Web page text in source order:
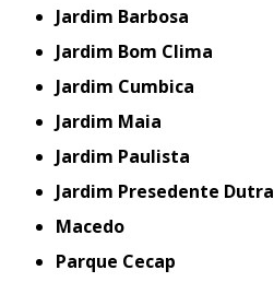
Jardim Barbosa
Jardim Bom Clima
Jardim Cumbica
Jardim Maia
Jardim Paulista
Jardim Presedente Dutra
Macedo
Parque Cecap